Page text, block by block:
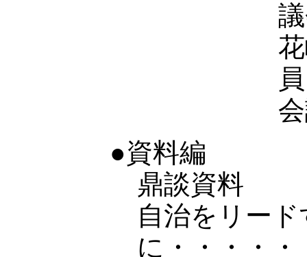
●資料編
鼎談資料
自治をリー
に・・・・